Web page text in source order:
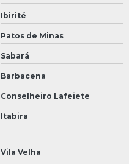
Ibirité
Patos de Minas
Sabará
Barbacena
Conselheiro Lafeiete
Itabira
Vila Velha